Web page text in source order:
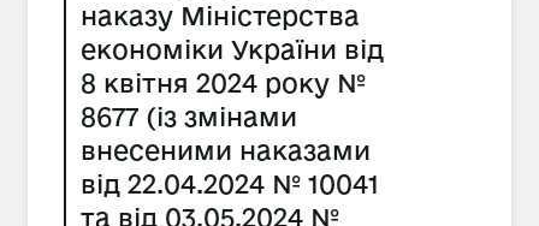
наказу Міністерства
економіки України від
8 квітня 2024 року №
8677 (із змінами
внесеними наказами
від 22.04.2024 № 10041
та від 03.05.2024 №